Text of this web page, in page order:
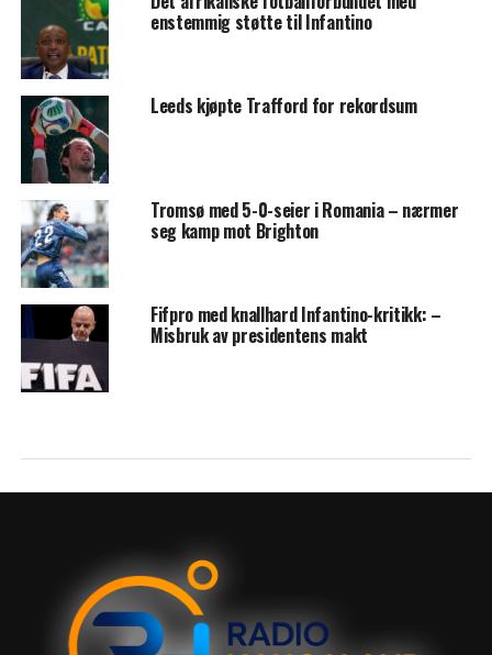
enstemmig støtte til Infantino
Leeds kjøpte Trafford for rekordsum
Tromsø med 5-0-seier i Romania – nærmer
seg kamp mot Brighton
Fifpro med knallhard Infantino-kritikk: –
Misbruk av presidentens makt